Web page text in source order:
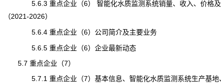
5.6.3 重点企业（6） 智能化水质监测系统销量、收入、价格及
（2021-2026）
5.6.4 重点企业（6）公司简介及主要业务
5.6.5 重点企业（6）企业最新动态
5.7 重点企业（7）
5.7.1 重点企业（7）基本信息、智能化水质监测系统生产基地